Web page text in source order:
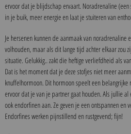
ervoor dat je blijdschap ervaart. Noradrenaline (een
in je buik, meer energie en laat je stuiteren van
Je hersenen kunnen de aanmaak van
volhouden, maar als dit lange tijd achter elkaar zou
situatie. Gelukkig.. zakt die heftige verliefdheid als
Dat is het moment dat je deze stofjes niet meer
knuffelhormoon. Dit hormoon speelt een belangrijke
ervoor dat je van je partner gaat houden. Als jullie
ook endorfinen aan. Ze geven je een ontspannen en
Endorfines werken pijnstillend en rustgevend; fijn!